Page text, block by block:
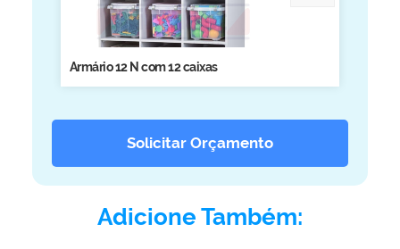
Armário 12 N com 12 caixas
Solicitar Orçamento
Adicione Também:
Linha Wood Prime
Cadeira especial